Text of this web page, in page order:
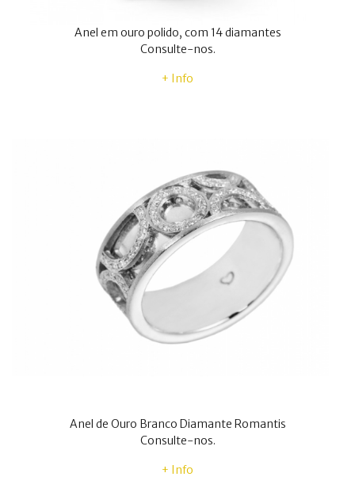
Anel em ouro polido, com 14 diamantes
Consulte-nos.
+ Info
Anel de Ouro Branco Diamante Romantis
Consulte-nos.
+ Info